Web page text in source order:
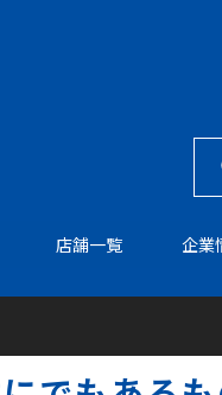
店舗一覧 企業